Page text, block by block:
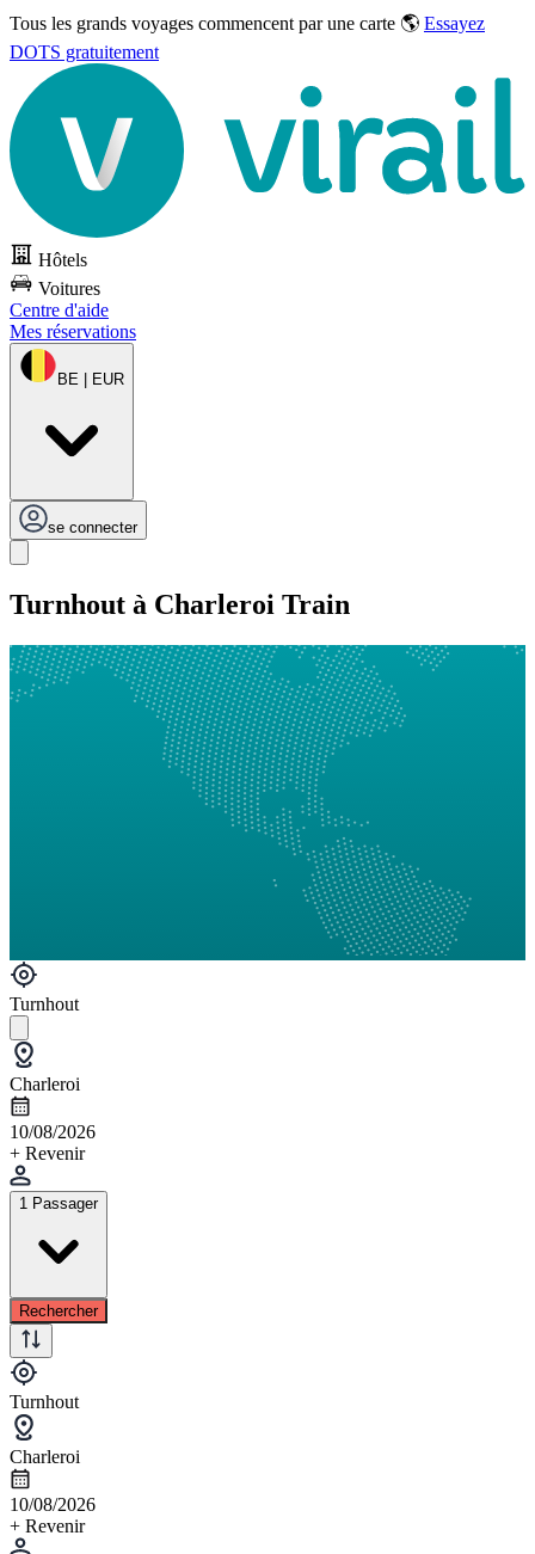
Tous les grands voyages commencent par une carte 🌎 Essayez
DOTS gratuitement
Hôtels
Voitures
Centre d'aide
Mes réservations
BE | EUR
se connecter
Turnhout à Charleroi Train
Turnhout
Charleroi
10/08/2026
+ Revenir
1 Passager
Rechercher
Turnhout
Charleroi
10/08/2026
+ Revenir